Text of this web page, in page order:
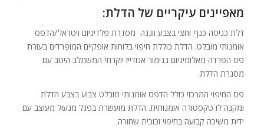
מאפיינים עיקריים של הדלת:
דלת כניסה כנף וחצי בצבע וונגה מסדרת פלדיניום ויטראז׳/הדפס
אומנותי מובלט. הדלת כוללת חיפוי בלוחות אופקיים המופרדים בעזרת
פס הפרדה מאלומיניום בגימור אנודייז יוקרתי המשתלב היטב עם
מסגרת הדלת.
פס החיפוי המרכזי כולל הדפס אומנותי מובלט צבוע בצבע הדלת
ומקנה לו טקסטורה אומנותית. הדלת מועשרת בפנל מנעול מעוצב עם
ידית משיכה קבועה בחיפוי זכוכית שחורה.